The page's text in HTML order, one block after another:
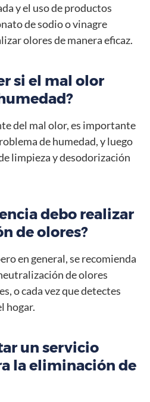
y el uso de productos
de sodio o vinagre
olores de manera eficaz.
si el mal olor
del mal olor, es importante
de humedad, y luego
limpieza y desodorización
debo realizar
de olores?
en general, se recomienda
de olores
o cada vez que detectes
hogar.
un servicio
la eliminación de